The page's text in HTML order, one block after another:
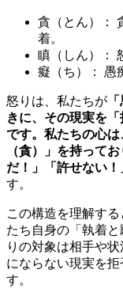
貪（とん）：
着。
瞋（しん）：
癡（ち）： 愚
怒りは、私たちが
きに、その現実を
です。私たちの心
（貪）」を持って
だ！」「許せない！
す。
この構造を理解す
たち自身の「執着
りの対象は相手や
にならない現実を
す。